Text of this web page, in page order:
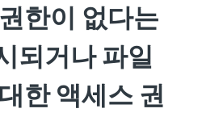
한이 없다는
되거나 파일
한 액세스 권